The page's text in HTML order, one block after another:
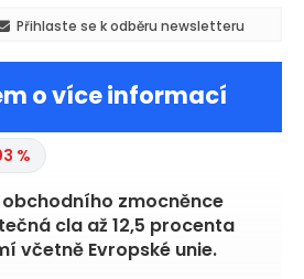
Přihlaste se k odběru newsletteru
o více informací
%
zmocněnce
cla až 12,5 procenta
včetně Evropské unie.